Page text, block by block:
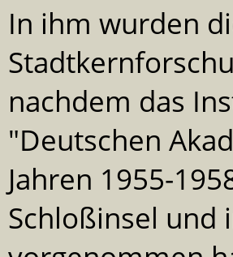
In ihm wurden
nachdem das
"Deutschen
Jahren 1955-
Schloßinsel und